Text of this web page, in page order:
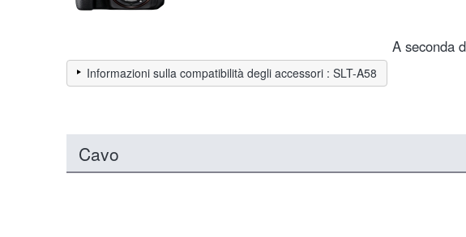
A seconda
Informazioni sulla compatibilità degli accessori : SLT-A58
Cavo